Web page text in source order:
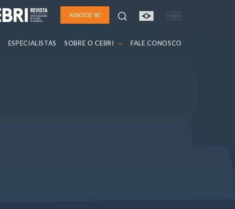
ASSOCIE-SE
ESPECIALISTAS SOBRE O CEBRI FALE CONOSCO